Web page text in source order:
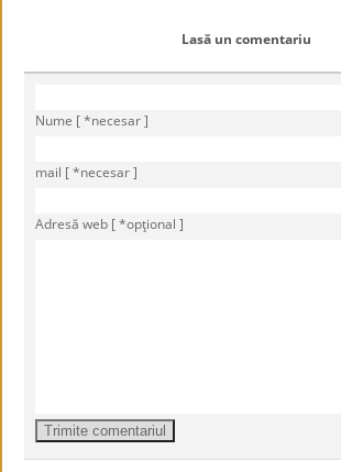
Lasă un comentariu
Nume [ *necesar ]
mail [ *necesar ]
Adresă web [ *opţional ]